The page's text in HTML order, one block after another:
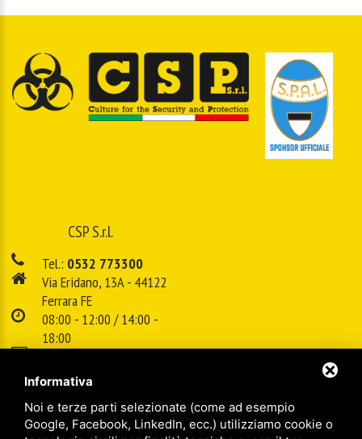
CSP S.r.l.
Tel.: 0532 773300
Via Eridano, 13A - 44122
Ferrara FE
08:00 - 12:00 / 14:00 -
18:00
info@cspsrl.biz
Sitemap / Privacy policy/Legal
Informativa
Noi e terze parti selezionate (come ad esempio
Google, Facebook, LinkedIn, ecc.) utilizziamo cookie o